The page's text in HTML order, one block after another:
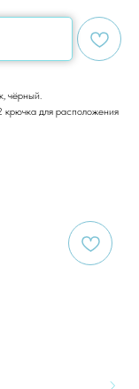
чёрный.
крючка для расположения